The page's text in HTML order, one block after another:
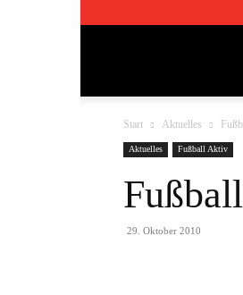
Pfedelbach
1911
Start Aktuelles
Aktuelles Fußball Aktiv
29. Oktober 2010